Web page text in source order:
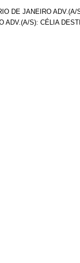
DE JANEIRO
ADV.(A/S): CÉLIA